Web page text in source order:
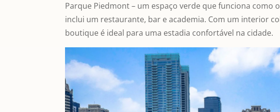
Parque Piedmont – um espaço verde que funciona como
inclui um restaurante, bar e academia. Com um interior
boutique é ideal para uma estadia confortável na cidade.